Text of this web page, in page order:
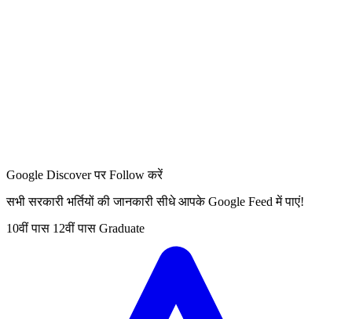
Google Discover पर Follow करें
सभी सरकारी भर्तियों की जानकारी सीधे आपके Google Feed में पाएं!
10वीं पास 12वीं पास Graduate